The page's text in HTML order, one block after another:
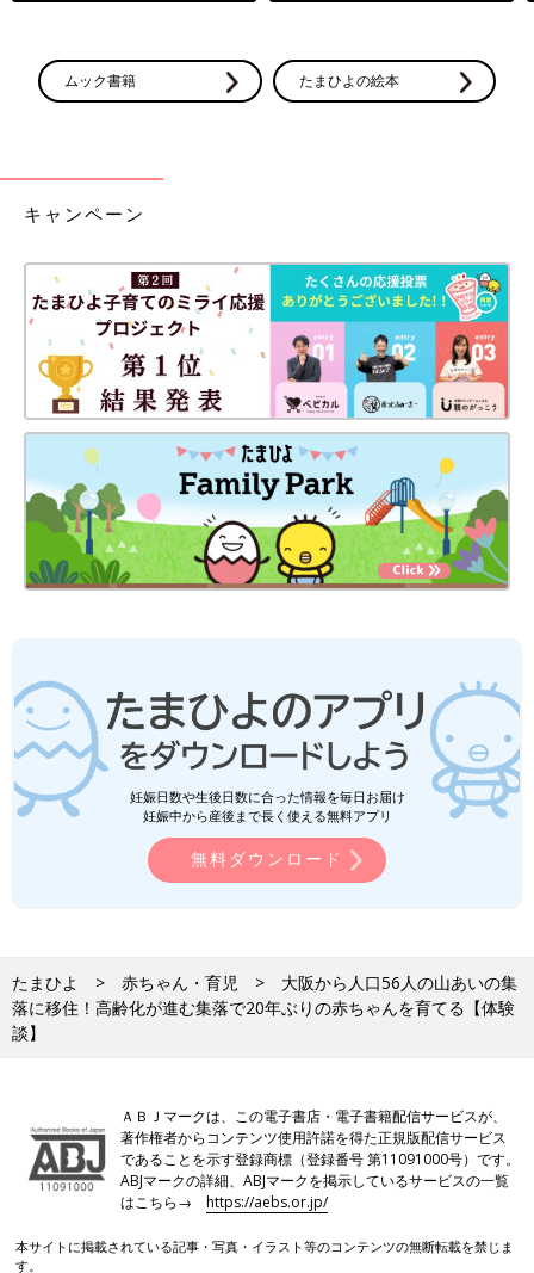
ムック書籍 たまひよの絵本
キャンペーン
妊娠日数や生後日数に合った情報を毎日お届け
妊娠中から産後まで長く使える無料アプリ
無料ダウンロード
たまひよ 赤ちゃん・育児
大阪から人口56人の山あいの集
落に移住！高齢化が進む集落で20年ぶりの赤ちゃんを育てる【体験
談】
ＡＢＪマークは、この電子書店・電子書籍配信サービスが、
著作権者からコンテンツ使用許諾を得た正規版配信サービス
であることを示す登録商標（登録番号 第11091000号）です。
ABJマークの詳細、ABJマークを掲示しているサービスの一覧
はこちら→https://aebs.or.jp/
本サイトに掲載されている記事・写真・イラスト等のコンテンツの無断転載を禁じま
す。